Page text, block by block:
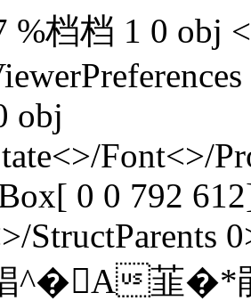
%档档 1 0 obj
obj
Font<>/
0 0 792
StructParents
^�A韮